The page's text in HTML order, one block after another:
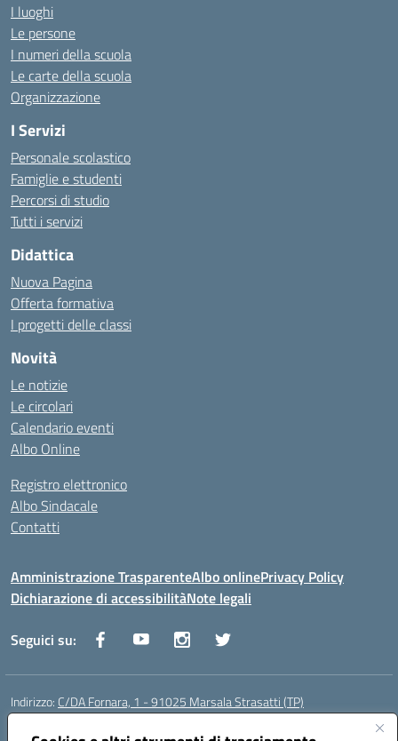
I luoghi
Le persone
I numeri della scuola
Le carte della scuola
Organizzazione
I Servizi
Personale scolastico
Famiglie e studenti
Percorsi di studio
Tutti i servizi
Didattica
Nuova Pagina
Offerta formativa
I progetti delle classi
Novità
Le notizie
Le circolari
Calendario eventi
Albo Online
Registro elettronico
Albo Sindacale
Contatti
Amministrazione TrasparenteAlbo onlinePrivacy Policy
Dichiarazione di accessibilitàNote legali
Seguici su:
Indirizzo: C/DA Fornara, 1 - 91025 Marsala Strasatti (TP)
Centralino: